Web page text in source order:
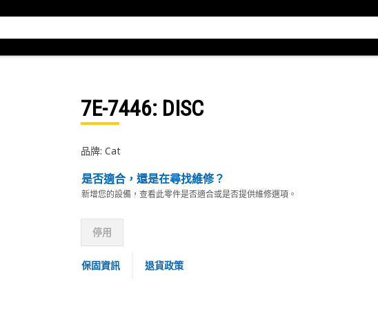
7E-7446: DISC
品牌: Cat
是否適合，還是在尋找維修？
新增您的設備，查看此零件是否適合或是否提供維修選項。
停用
保固資訊 退貨政策